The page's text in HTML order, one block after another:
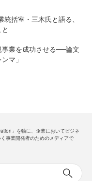
括室・三木氏と語る、
業を成功させる──論文
マ」
」を軸に、企業においてビジネ
事業開発者のためのメディアで